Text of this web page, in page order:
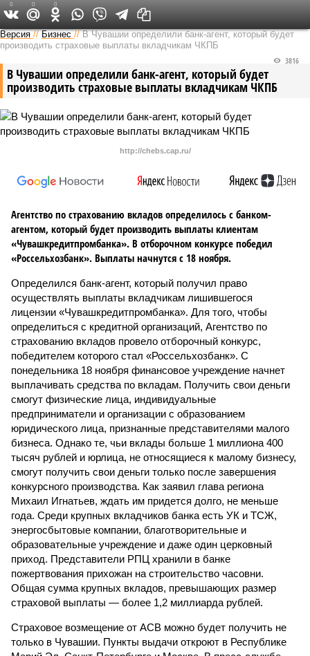
Версия в Чувашии
Версия //Бизнес //В Чувашии определили банк-агент, который будет
производить страховые выплаты вкладчикам ЧКПБ
В Чувашии определили банк-агент, который будет
производить страховые выплаты вкладчикам ЧКПБ
3816
http://chebs.cap.ru/
Агентство по страхованию вкладов определилось с банком-
агентом, который будет производить выплаты клиентам
«Чувашкредитпромбанка». В отборочном конкурсе победил
«Россельхозбанк». Выплаты начнутся с 18 ноября.
Определился банк-агент, который получил право
осуществлять выплаты вкладчикам лишившегося
лицензии «Чувашкредитпромбанка». Для того, чтобы
определиться с кредитной организаций, Агентство по
страхованию вкладов провело отборочный конкурс,
победителем которого стал «Россельхозбанк». С
понедельника 18 ноября финансовое учреждение начнет
выплачивать средства по вкладам. Получить свои деньги
смогут физические лица, индивидуальные
предприниматели и организации с образованием
юридического лица, признанные представителями малого
бизнеса. Однако те, чьи вклады больше 1 миллиона 400
тысяч рублей и юрлица, не относящиеся к малому бизнесу,
смогут получить свои деньги только после завершения
конкурсного производства. Как заявил глава региона
Михаил Игнатьев, ждать им придется долго, не меньше
года. Среди крупных вкладчиков банка есть УК и ТСЖ,
энергосбытовые компании, благотворительные и
образовательные учреждение и даже один церковный
приход. Представители РПЦ хранили в банке
пожертвования прихожан на строительство часовни.
Общая сумма крупных вкладов, превышающих размер
страховой выплаты — более 1,2 миллиарда рублей.
Страховое возмещение от АСВ можно будет получить не
только в Чувашии. Пункты выдачи откроют в Республике
0 0 0